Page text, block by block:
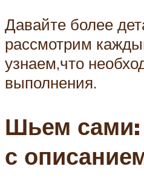
Давайте более
рассмотрим
узнаем,что
выполнения.
Шьем сами:
с